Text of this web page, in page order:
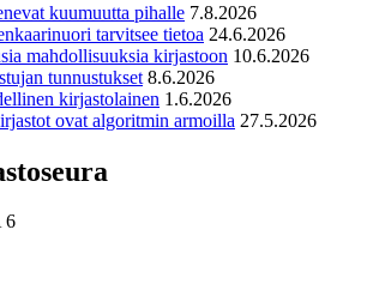
kuumuutta pihalle 7.8.2026
tarvitsee tietoa 24.6.2026
mahdollisuuksia kirjastoon 10.6.2026
tunnustukset 8.6.2026
kirjastolainen 1.6.2026
ovat algoritmin armoilla 27.5.2026
6